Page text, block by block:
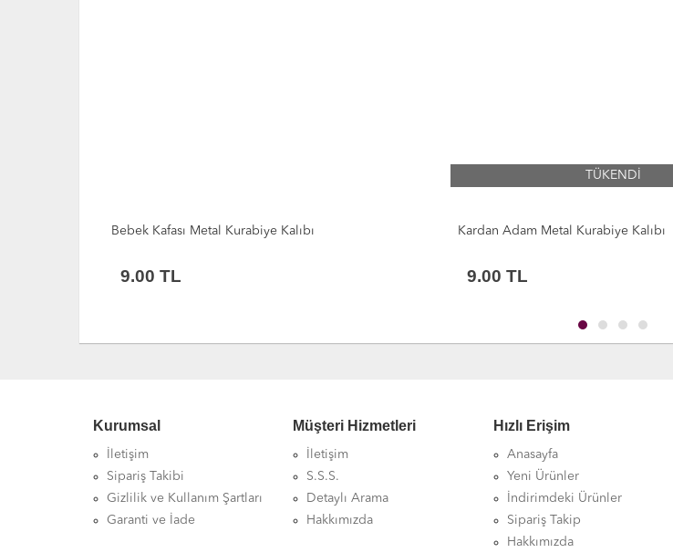
Kardan Adam Metal Kurabiye Kalıbı
9.00 TL
Araba Metal Kurabiye Kalıbı
9.00 TL
Kurumsal
İletişim
Sipariş Takibi
Gizlilik ve Kullanım Şartları
Garanti ve İade
Müşteri Hizmetleri
İletişim
S.S.S.
Detaylı Arama
Hakkımızda
Hızlı Erişim
Anasayfa
Yeni Ürünler
İndirimdeki Ürünler
Sipariş Takip
Hakkımızda